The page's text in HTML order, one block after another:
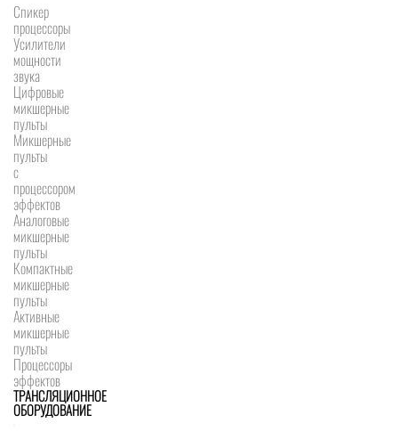
Спикер
процессоры
Усилители
мощности
звука
Цифровые
микшерные
пульты
Микшерные
пульты
с
процессором
эффектов
Аналоговые
микшерные
пульты
Компактные
микшерные
пульты
Активные
микшерные
пульты
Процессоры
эффектов
ТРАНСЛЯЦИОННОЕ
ОБОРУДОВАНИЕ